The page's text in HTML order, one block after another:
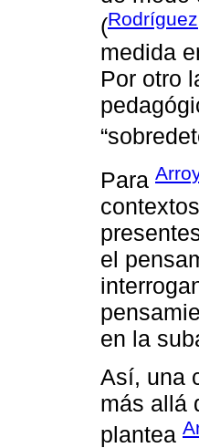
(
medida
Por otro
Para
el
en la
Así, una
más allá
plantea